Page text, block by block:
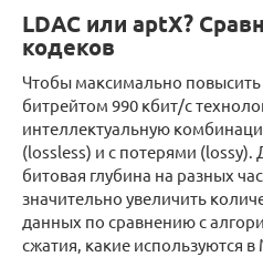
LDAC или aptX?
кодеков
Чтобы максимально повысить
битрейтом 990 кбит/с
интеллектуальную
(lossless) и с потерями (lossy).
битовая глубина на разных
значительно увеличить
данных по сравнению с
сжатия, какие используются в